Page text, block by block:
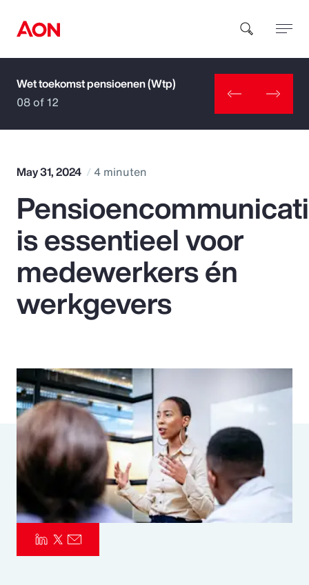
How can we help you?
Popular Searches
Insurance
Benefits
Pay Transparency
Parametrics
Risk Management
Wet toekomst pensioenen (Wtp)
08 of 12
May 31, 2024 4 minuten
is essentieel voor
medewerkers én
werkgevers